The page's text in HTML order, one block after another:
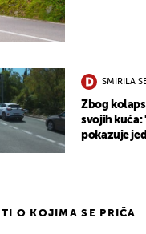
SMIRILA
Zbog
svojih kuća:
pokazuje
O KOJIMA SE PRIČA